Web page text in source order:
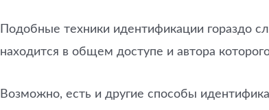
Подобные техники идентификации гораздо
находится в общем доступе и автора
Возможно, есть и другие способы